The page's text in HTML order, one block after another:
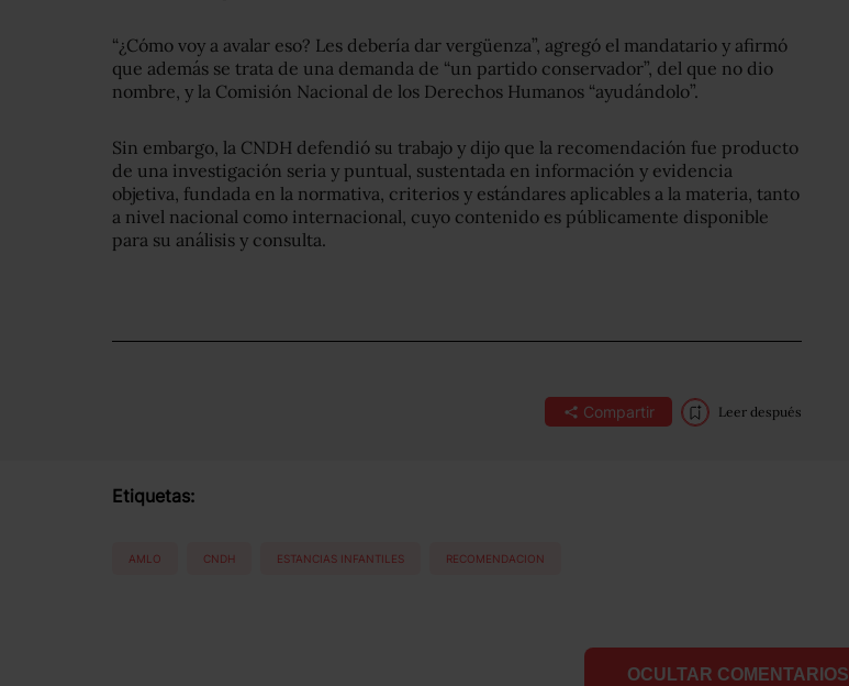
“¿Cómo voy a avalar eso? Les debería dar vergüenza”, agregó el mandatario y afirmó
que además se trata de una demanda de “un partido conservador”, del que no dio
nombre, y la Comisión Nacional de los Derechos Humanos “ayudándolo”.
Sin embargo, la CNDH defendió su trabajo y dijo que la recomendación fue producto
de una investigación seria y puntual, sustentada en información y evidencia
objetiva, fundada en la normativa, criterios y estándares aplicables a la materia, tanto
a nivel nacional como internacional, cuyo contenido es públicamente disponible
para su análisis y consulta.
Compartir Leer después
Etiquetas:
AMLO CNDH ESTANCIAS INFANTILES RECOMENDACION
OCULTAR COMENTARIOS